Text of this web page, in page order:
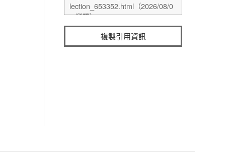
複製引用資訊